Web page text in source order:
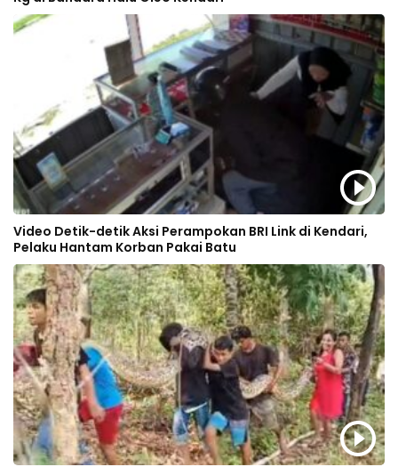
Video Detik-detik Aksi Perampokan BRI Link di Kendari,
Pelaku Hantam Korban Pakai Batu